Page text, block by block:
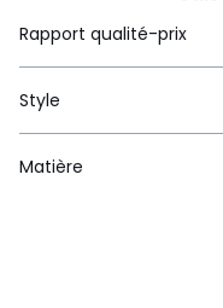
Rapport qualité-prix
Style
Matière